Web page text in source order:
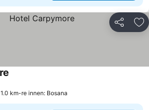
1.0 km-re innen: Bosana